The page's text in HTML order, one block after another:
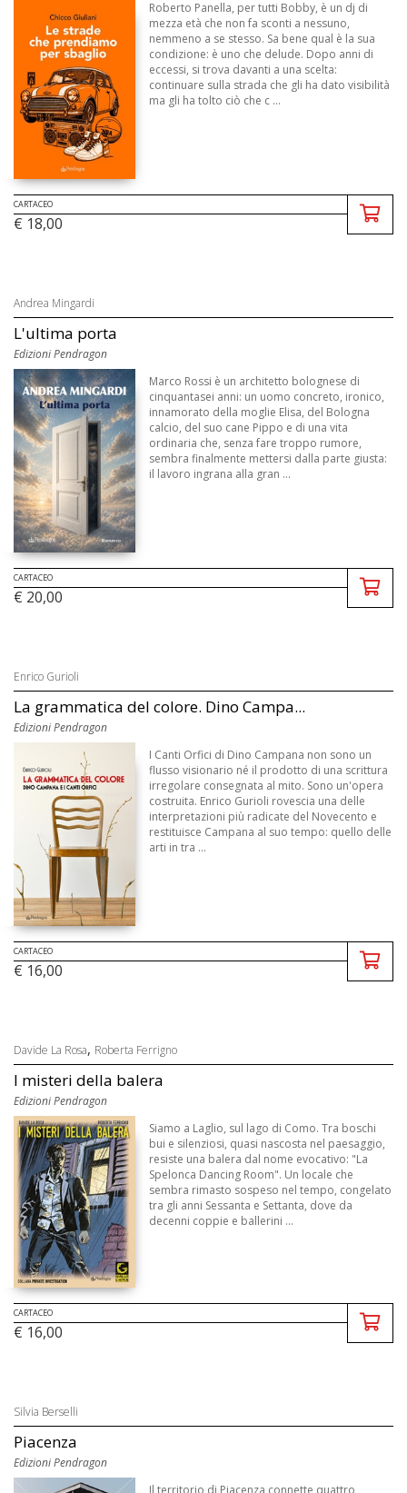
Roberto Panella, per tutti Bobby, è un dj di
mezza età che non fa sconti a nessuno,
nemmeno a se stesso. Sa bene qual è la sua
condizione: è uno che delude. Dopo anni di
eccessi, si trova davanti a una scelta:
continuare sulla strada che gli ha dato visibilità
ma gli ha tolto ciò che c ...
CARTACEO
€ 18,00
Andrea Mingardi
L'ultima porta
Edizioni Pendragon
Marco Rossi è un architetto bolognese di
cinquantasei anni: un uomo concreto, ironico,
innamorato della moglie Elisa, del Bologna
calcio, del suo cane Pippo e di una vita
ordinaria che, senza fare troppo rumore,
sembra finalmente mettersi dalla parte giusta:
il lavoro ingrana alla gran ...
CARTACEO
€ 20,00
Enrico Gurioli
La grammatica del colore. Dino Campa...
Edizioni Pendragon
I Canti Orfici di Dino Campana non sono un
flusso visionario né il prodotto di una scrittura
irregolare consegnata al mito. Sono un'opera
costruita. Enrico Gurioli rovescia una delle
interpretazioni più radicate del Novecento e
restituisce Campana al suo tempo: quello delle
arti in tra ...
CARTACEO
€ 16,00
Davide La Rosa, Roberta Ferrigno
I misteri della balera
Edizioni Pendragon
Siamo a Laglio, sul lago di Como. Tra boschi
bui e silenziosi, quasi nascosta nel paesaggio,
resiste una balera dal nome evocativo: "La
Spelonca Dancing Room". Un locale che
sembra rimasto sospeso nel tempo, congelato
tra gli anni Sessanta e Settanta, dove da
decenni coppie e ballerini ...
CARTACEO
€ 16,00
Silvia Berselli
Piacenza
Edizioni Pendragon